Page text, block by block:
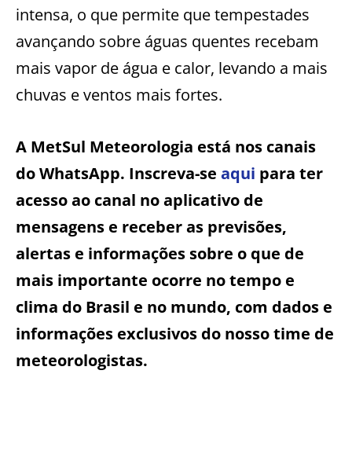
intensa, o que permite que tempestades
avançando sobre águas quentes recebam
mais vapor de água e calor, levando a mais
chuvas e ventos mais fortes.
A MetSul Meteorologia está nos canais
do WhatsApp. Inscreva-se aqui para ter
acesso ao canal no aplicativo de
mensagens e receber as previsões,
alertas e informações sobre o que de
mais importante ocorre no tempo e
clima do Brasil e no mundo, com dados e
informações exclusivos do nosso time de
meteorologistas.